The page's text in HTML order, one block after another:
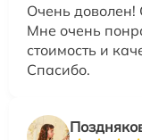
Очень доволен!
Мне очень
стоимость и
Спасибо.